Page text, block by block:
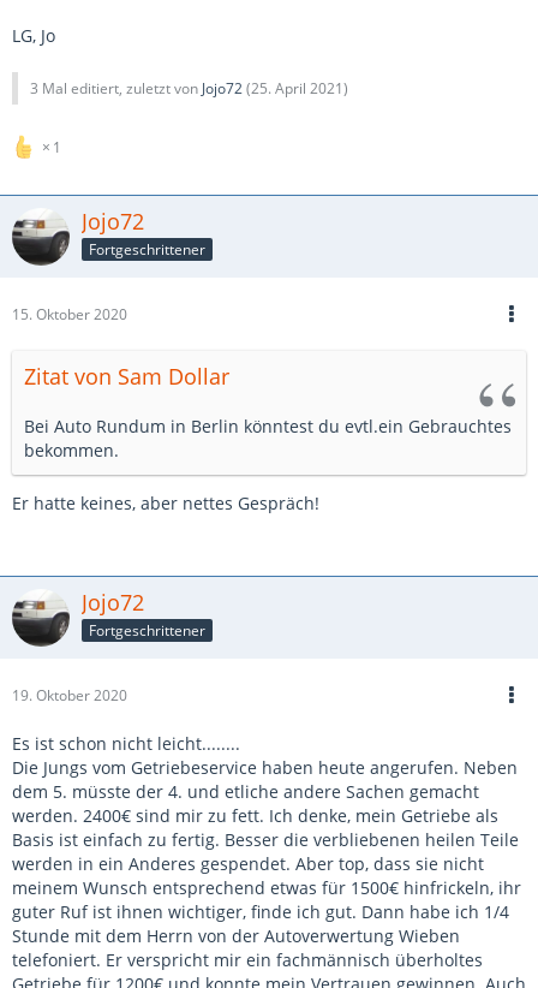
LG, Jo
3 Mal editiert, zuletzt von Jojo72(25. April 2021)
1
Jojo72
Fortgeschrittener
15. Oktober 2020
Zitat von Sam Dollar
Bei Auto Rundum in Berlin könntest du evtl.ein Gebrauchtes
bekommen.
Er hatte keines, aber nettes Gespräch!
Jojo72
Fortgeschrittener
19. Oktober 2020
Es ist schon nicht leicht........
Die Jungs vom Getriebeservice haben heute angerufen. Neben
dem 5. müsste der 4. und etliche andere Sachen gemacht
werden. 2400€ sind mir zu fett. Ich denke, mein Getriebe als
Basis ist einfach zu fertig. Besser die verbliebenen heilen Teile
werden in ein Anderes gespendet. Aber top, dass sie nicht
meinem Wunsch entsprechend etwas für 1500€ hinfrickeln, ihr
guter Ruf ist ihnen wichtiger, finde ich gut. Dann habe ich 1/4
Stunde mit dem Herrn von der Autoverwertung Wieben
telefoniert. Er verspricht mir ein fachmännisch überholtes